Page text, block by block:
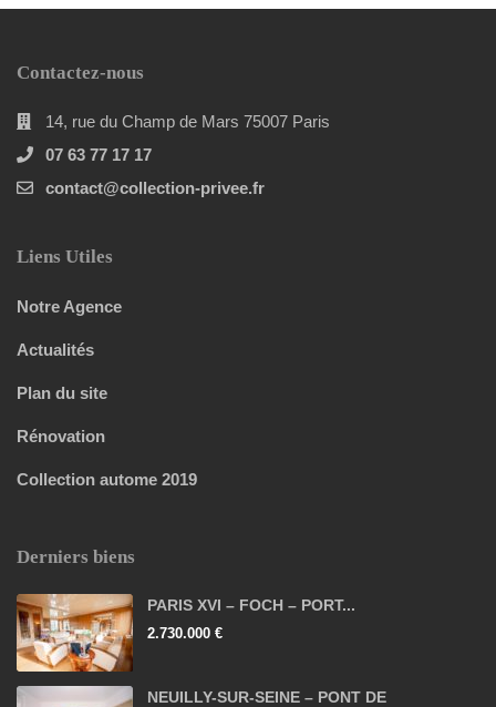
Contactez-nous
14, rue du Champ de Mars 75007 Paris
07 63 77 17 17
contact@collection-privee.fr
Liens Utiles
Notre Agence
Actualités
Plan du site
Rénovation
Collection autome 2019
Derniers biens
PARIS XVI – FOCH – PORT...
2.730.000 €
NEUILLY-SUR-SEINE – PONT DE